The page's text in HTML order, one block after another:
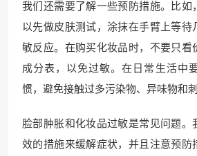
我们还需要了解一些预防措施。比如
以先做皮肤测试，涂抹在手臂上等待
敏反应。在购买化妆品时，不要只看
成分表，以免过敏。在日常生活中
惯，避免接触过多污染物、异味物和刺
脸部肿胀和化妆品过敏是常见问题。
效的措施来缓解症状，并且注意预防